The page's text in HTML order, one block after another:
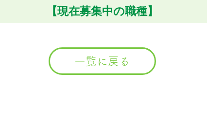
【現在募集中の職種】
一覧に戻る